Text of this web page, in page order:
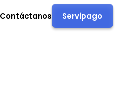
Contáctanos Servipago